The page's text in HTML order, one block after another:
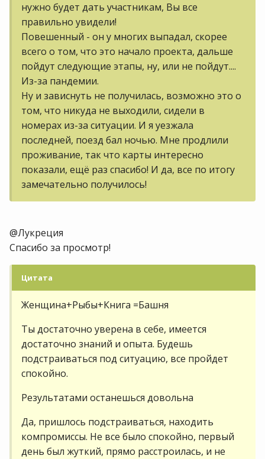
нужно будет дать участникам, Вы все
правильно увидели!
Повешенный - он у многих выпадал, скорее
всего о том, что это начало проекта, дальше
пойдут следующие этапы, ну, или не пойдут....
Из-за пандемии.
Ну и зависнуть не получилась, возможно это о
том, что никуда не выходили, сидели в
номерах из-за ситуации. И я уезжала
последней, поезд бал ночью. Мне продлили
проживание, так что карты интересно
показали, ещё раз спасибо! И да, все по итогу
замечательно получилось!
@Лукреция
Спасибо за просмотр!
Цитата
Женщина+Рыбы+Книга =Башня
Ты достаточно уверена в себе, имеется
достаточно знаний и опыта. Будешь
подстраиваться под ситуацию, все пройдет
спокойно.
Результатами останешься довольна
Да, пришлось подстраиваться, находить
компромиссы. Не все было спокойно, первый
день был жуткий, прямо расстроилась, и не